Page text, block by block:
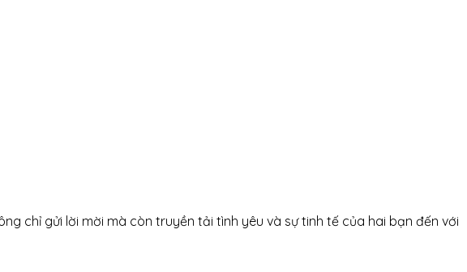
chỉ gửi lời mời mà còn truyền tải tình yêu và sự tinh tế của hai bạn đến với